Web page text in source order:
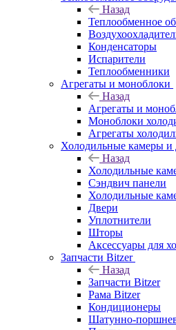
Назад
Теплообменное
Конденсаторы
Испарители
Теплообменники
Агрегаты и моноблоки
Назад
Агрегаты и
Моноблоки
Агрегаты
Холодильные камеры и
Назад
Холодильные
Сэндвич панели
Холодильные
Двери
Уплотнители
Шторы
Аксессуары для
Запчасти Bitzer
Назад
Запчасти Bitzer
Рама Bitzer
Кондиционеры
Шатунно-